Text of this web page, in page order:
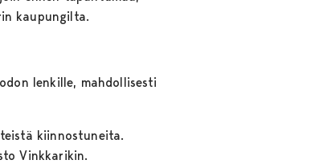
kaupungilta.
lenkille, mahdollisesti
kiinnostuneita.
Vinkkarikin.